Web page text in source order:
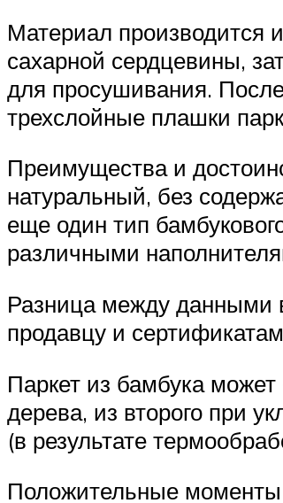
Материал производится
сахарной сердцевины,
для просушивания.
трехслойные плашки
Преимущества и
натуральный, без
еще один тип
различными
Разница между данными
продавцу и
Паркет из бамбука
дерева, из второго при
(в результате
Положительные